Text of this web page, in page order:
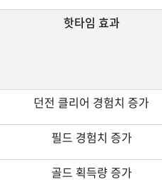
핫타임 효과
던전 클리어 경험치 증가
필드 경험치 증가
골드 획득량 증가